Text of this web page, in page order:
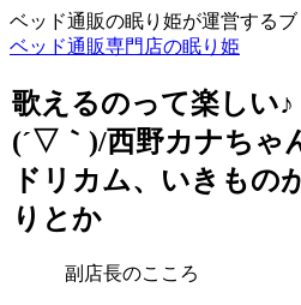
ベッド通販の眠り姫が運営するブ
ベッド通販専門店の眠り姫
歌えるのって楽しい♪
(´▽｀)/西野カナちゃ
ドリカム、いきもの
りとか
副店長のこころ